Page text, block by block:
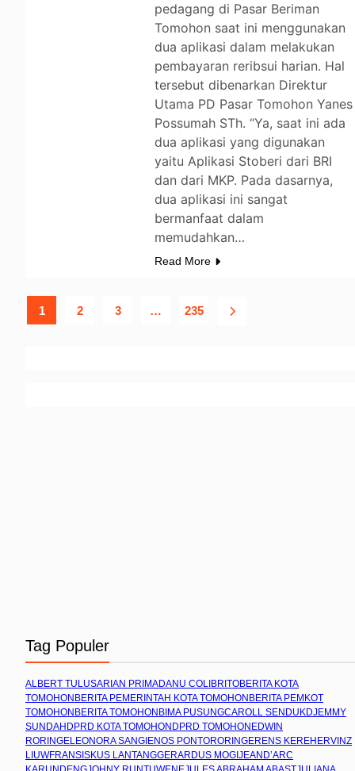
pedagang di Pasar Beriman
Tomohon saat ini menggunakan
dua aplikasi dalam melakukan
pembayaran reribsui harian. Hal
tersebut dibenarkan Direktur
Utama PD Pasar Tomohon Yanes
Possumah STh. “Ya, saat ini ada
dua aplikasi yang digunakan
yaitu Aplikasi Stoberi dari BRI
dan dari MKP. Pada dasarnya,
dua aplikasi ini sangat
bermanfaat dalam
memudahkan…
Read More
1 2 3 … 235
Tag Populer
ALBERT TULUSARIAN PRIMADANU COLIBRITOBERITA KOTA
TOMOHON BERITA PEMERINTAH KOTA TOMOHON BERITA PEMKOT
TOMOHON BERITA TOMOHON BIMA PUSUNGCAROLL SENDUKDJEMMY
SUNDAH DPRD KOTA TOMOHON DPRD TOMOHON EDWIN
RORINGELEONORA SANGI ENOS PONTORORINGERENS KEREH ERVINZ
LIUWFRANSISKUS LANTANGGERARDUS MOGI JEAND’ARC